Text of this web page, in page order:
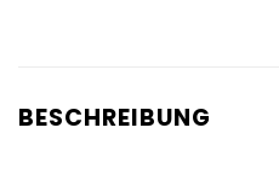
BESCHREIBUNG